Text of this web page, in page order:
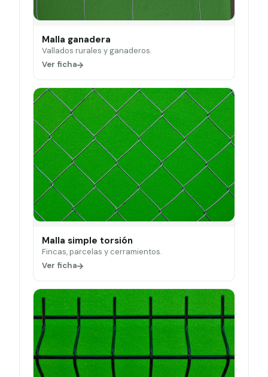
Malla ganadera
Vallados rurales y ganaderos.
Ver ficha
Malla simple torsión
Fincas, parcelas y cerramientos.
Ver ficha